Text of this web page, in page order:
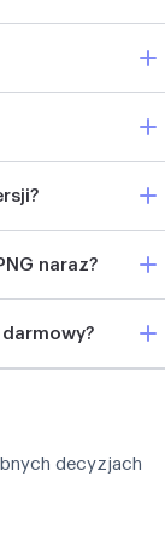
naraz?
decyzjach